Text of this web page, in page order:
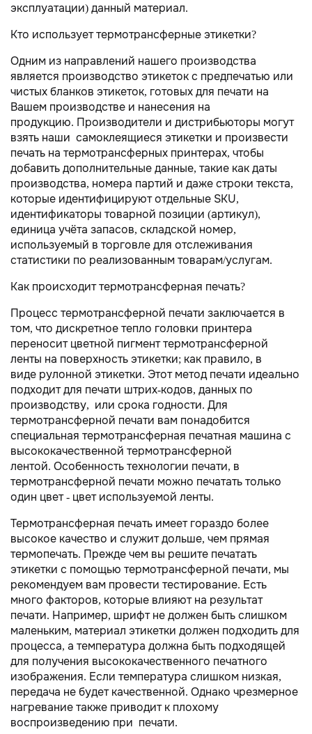
эксплуатации) данный материал.
Кто использует термотрансферные этикетки?
Одним из направлений нашего производства
является производство этикеток с предпечатью или
чистых бланков этикеток, готовых для печати на
Вашем производстве и нанесения на
продукцию. Производители и дистрибьюторы могут
взять наши самоклеящиеся этикетки и произвести
печать на термотрансферных принтерах, чтобы
добавить дополнительные данные, такие как даты
производства, номера партий и даже строки текста,
которые идентифицируют отдельные SKU,
идентификаторы товарной позиции (артикул),
единица учёта запасов, складской номер,
используемый в торговле для отслеживания
статистики по реализованным товарам/услугам.
Как происходит термотрансферная печать?
Процесс термотрансферной печати заключается в
том, что дискретное тепло головки принтера
переносит цветной пигмент термотрансферной
ленты на поверхность этикетки; как правило, в
виде рулонной этикетки. Этот метод печати идеально
подходит для печати штрих-кодов, данных по
производству, или срока годности. Для
термотрансферной печати вам понадобится
специальная термотрансферная печатная машина с
высококачественной термотрансферной
лентой. Особенность технологии печати, в
термотрансферной печати можно печатать только
один цвет - цвет используемой ленты.
Термотрансферная печать имеет гораздо более
высокое качество и служит дольше, чем прямая
термопечать. Прежде чем вы решите печатать
этикетки с помощью термотрансферной печати, мы
рекомендуем вам провести тестирование. Есть
много факторов, которые влияют на результат
печати. Например, шрифт не должен быть слишком
маленьким, материал этикетки должен подходить для
процесса, а температура должна быть подходящей
для получения высококачественного печатного
изображения. Если температура слишком низкая,
передача не будет качественной. Однако чрезмерное
нагревание также приводит к плохому
воспроизведению при печати.